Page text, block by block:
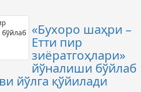
«Бухоро шаҳри –
Етти пир
зиёратгоҳлари»
йўналиши бўйлаб
йўлга қўйилади